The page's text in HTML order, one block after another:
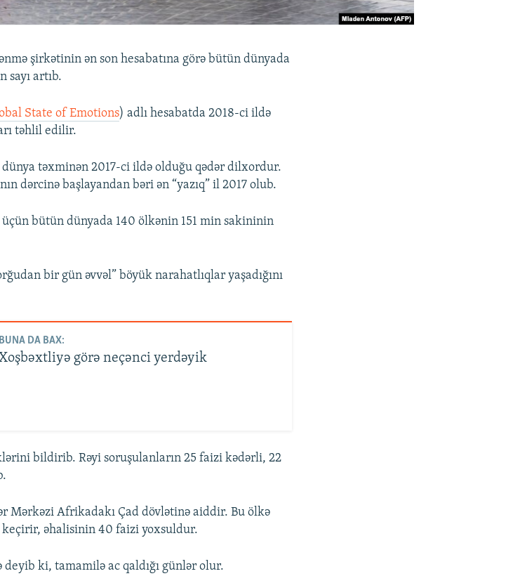
şirkətinin ən son hesabatına görə bütün dünyada
sayı artıb.
State of Emotions) adlı hesabatda 2018-ci ildə
təhlil edilir.
təxminən 2017-ci ildə olduğu qədər dilxordur.
dərcinə başlayandan bəri ən “yazıq” il 2017 olub.
üçün bütün dünyada 140 ölkənin 151 min sakininin
bir gün əvvəl” böyük narahatlıqlar yaşadığını
BUNA DA BAX:
görə neçənci yerdəyik
bildirib. Rəyi soruşulanların 25 faizi kədərli, 22
Mərkəzi Afrikadakı Çad dövlətinə aiddir. Bu ölkə
əhalisinin 40 faizi yoxsuldur.
deyib ki, tamamilə ac qaldığı günlər olur.